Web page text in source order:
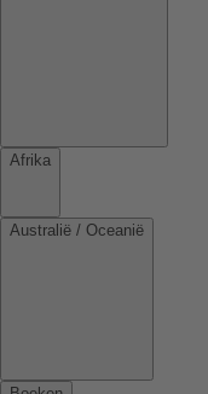
Afrika
Australië / Oceanië